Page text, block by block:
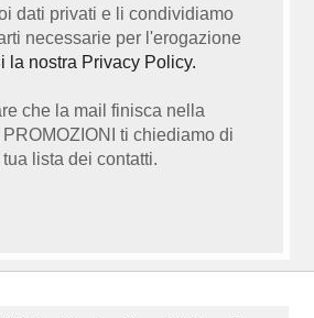
dati privati e li condividiamo
necessarie per l'erogazione
la nostra Privacy Policy.
che la mail finisca nella
ti chiediamo di
lista dei contatti.